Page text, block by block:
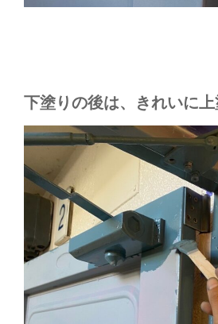
下塗りの後は、きれいに上